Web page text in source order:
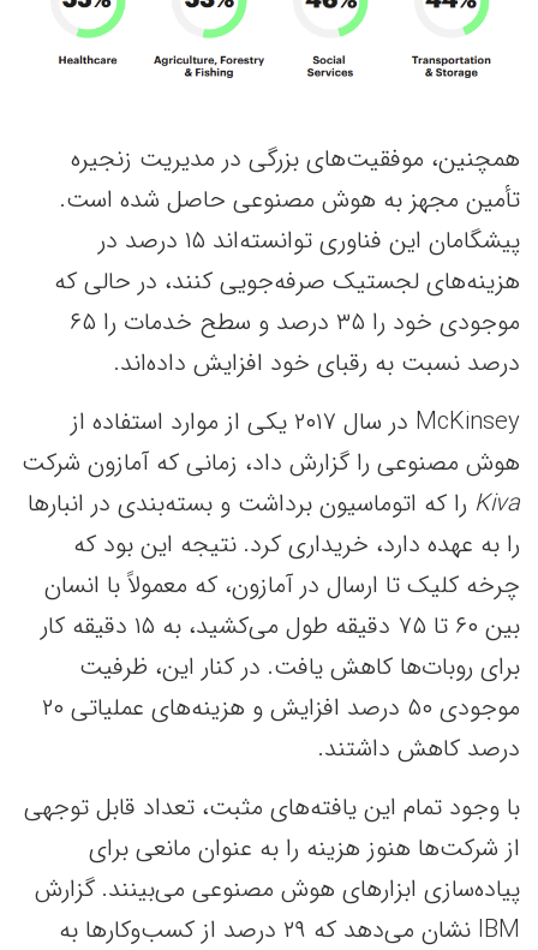
همچنین، موفقیت‌های بزرگی در مدیریت زنجیره
تأمین مجهز به هوش مصنوعی حاصل شده است.
پیشگامان این فناوری توانسته‌اند ۱۵ درصد در
هزینه‌های لجستیک صرفه‌جویی کنند، در حالی که
موجودی خود را ۳۵ درصد و سطح خدمات را ۶۵
درصد نسبت به رقبای خود افزایش داده‌اند.
McKinsey در سال ۲۰۱۷ یکی از موارد استفاده از
هوش مصنوعی را گزارش داد، زمانی که آمازون شرکت
Kiva را که اتوماسیون برداشت و بسته‌بندی در انبارها
را به عهده دارد، خریداری کرد. نتیجه این بود که
چرخه کلیک تا ارسال در آمازون، که معمولاً با انسان
بین ۶۰ تا ۷۵ دقیقه طول می‌کشید، به ۱۵ دقیقه کار
برای روبات‌ها کاهش یافت. در کنار این، ظرفیت
موجودی ۵۰ درصد افزایش و هزینه‌های عملیاتی ۲۰
درصد کاهش داشتند.
با وجود تمام این یافته‌های مثبت، تعداد قابل توجهی
از شرکت‌ها هنوز هزینه را به عنوان مانعی برای
پیاده‌سازی ابزارهای هوش مصنوعی می‌بینند. گزارش
IBM نشان می‌دهد که ۲۹ درصد از کسب‌وکارها به